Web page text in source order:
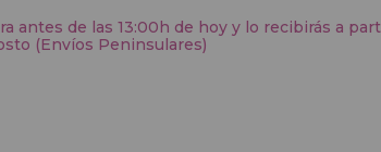
antes de las 13:00h de hoy y lo recibirás a
(Envíos Peninsulares)